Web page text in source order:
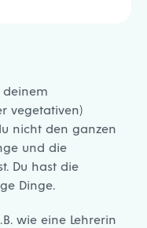
vegetativen)
nicht den ganzen
und die
Du hast die
Dinge.
wie eine Lehrerin